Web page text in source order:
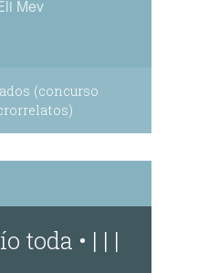
Mev
(concurso
toda • | | |